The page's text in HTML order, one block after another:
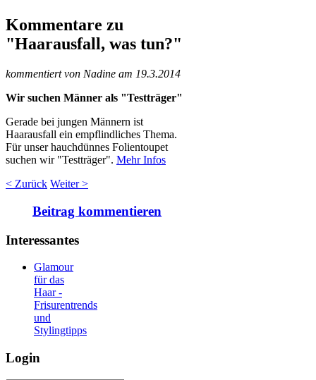
Kommentare zu
"Haarausfall, was tun?"
kommentiert von Nadine am 19.3.2014
Wir suchen Männer als "Testträger"
Gerade bei jungen Männern ist
Haarausfall ein empflindliches Thema.
Für unser hauchdünnes Folientoupet
suchen wir "Testträger". Mehr Infos
< Zurück Weiter >
Beitrag kommentieren
Interessantes
Glamour
für das
Haar -
Frisurentrends
und
Stylingtipps
Login